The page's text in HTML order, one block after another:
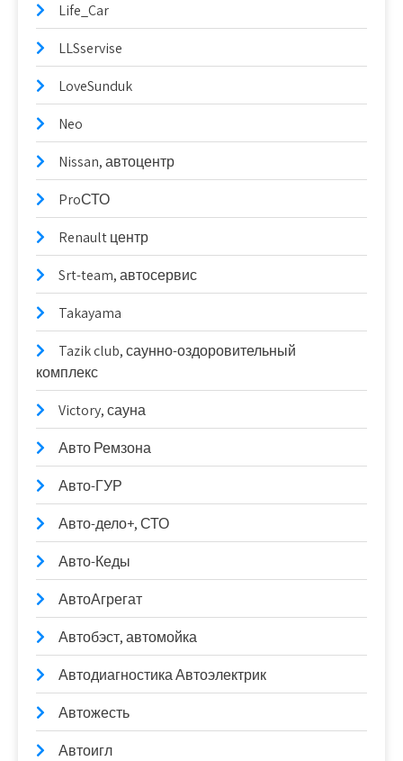
Life_Car
LLSservise
LoveSunduk
Neo
Nissan, автоцентр
ProСТО
Renault центр
Srt-team, автосервис
Takayama
Tazik club, саунно-оздоровительный
комплекс
Victory, сауна
Авто Ремзона
Авто-ГУР
Авто-дело+, СТО
Авто-Кеды
АвтоАгрегат
Автобэст, автомойка
Автодиагностика Автоэлектрик
Автожесть
Автоигл